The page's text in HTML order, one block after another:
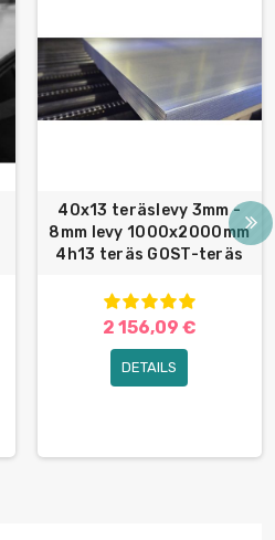
40x13 teräslevy 3mm -
8mm levy 1000x2000mm
4h13 teräs GOST-teräs
2 156,09 €
DETAILS